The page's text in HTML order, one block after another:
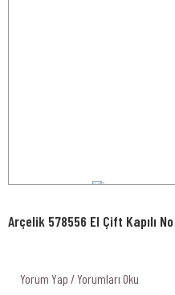
Arçelik 578556 EI Çift Kapılı
Yorum Yap / Yorumları Oku